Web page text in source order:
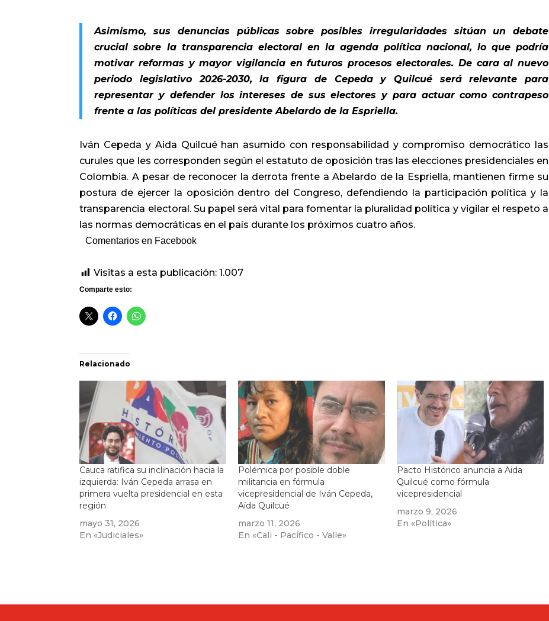
Asimismo, sus denuncias públicas sobre posibles irregularidades sitúan un debate
crucial sobre la transparencia electoral en la agenda política nacional, lo que podría
motivar reformas y mayor vigilancia en futuros procesos electorales. De cara al nuevo
periodo legislativo 2026-2030, la figura de Cepeda y Quilcué será relevante para
representar y defender los intereses de sus electores y para actuar como contrapeso
frente a las políticas del presidente Abelardo de la Espriella.
Iván Cepeda y Aida Quilcué han asumido con responsabilidad y compromiso democrático las
curules que les corresponden según el estatuto de oposición tras las elecciones presidenciales en
Colombia. A pesar de reconocer la derrota frente a Abelardo de la Espriella, mantienen firme su
postura de ejercer la oposición dentro del Congreso, defendiendo la participación política y la
transparencia electoral. Su papel será vital para fomentar la pluralidad política y vigilar el respeto a
las normas democráticas en el país durante los próximos cuatro años.
Comentarios en Facebook
Visitas a esta publicación: 1.007
Comparte esto:
Relacionado
Cauca ratifica su inclinación hacia la
izquierda: Iván Cepeda arrasa en
primera vuelta presidencial en esta
región
mayo 31, 2026
En «Judiciales»
Polémica por posible doble
militancia en fórmula
vicepresidencial de Iván Cepeda,
Aída Quilcué
marzo 11, 2026
En «Cali - Pacifico - Valle»
Pacto Histórico anuncia a Aida
Quilcué como fórmula
vicepresidencial
marzo 9, 2026
En «Política»